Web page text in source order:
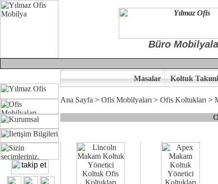
Büro
Ofisinizin dekorasyonunda ergonomi ve kaliteye önem
Çünkü sitemizde bulunan seçkin bürosit, goldsit ve modern
Size yakışan ofis koltuk tasarımına gelin birlikte karar verelim.
Kalite ve ergonomiyi arıyanların tercihi...Yılmaz Büro Mobilya
Masalar Koltuk
Ana Sayfa > Ofis Mobilyaları > Ofis Koltukları >